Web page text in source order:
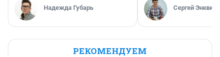
Надежда Губарь Сергей Энквист
РЕКОМЕНДУЕМ